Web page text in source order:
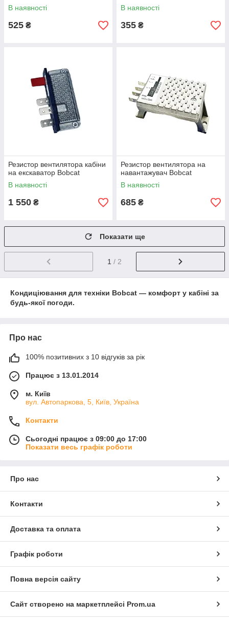
В наявності
525 ₴
В наявності
355 ₴
Резистор вентилятора кабіни
на екскаватор Bobcat
В наявності
1 550 ₴
Резистор вентилятора на
навантажувач Bobcat
В наявності
685 ₴
Показати ще
1 / 2
Кондиціювання для техніки Bobcat — комфорт у кабіні за
будь-якої погоди.
Про нас
100% позитивних з 10 відгуків за рік
Працює з 13.01.2014
м. Київ
вул. Автопаркова, 5, Київ, Україна
Контакти
Сьогодні працює з 09:00 до 17:00
Показати весь графік роботи
Про нас
Контакти
Доставка та оплата
Графік роботи
Повна версія сайту
Сайт створено на маркетплейсі Prom.ua